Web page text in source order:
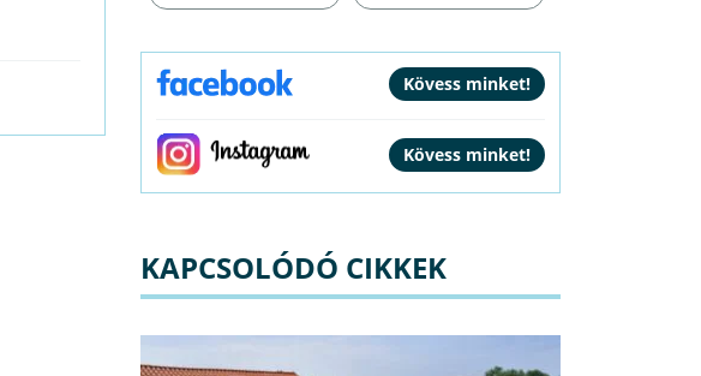
KAPCSOLÓDÓ CIKKEK